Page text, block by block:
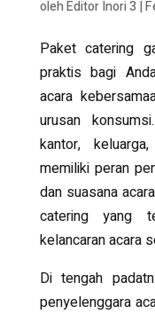
olehEditor Inori 3 |
Paket catering
praktis bagi
acara
urusan
kantor,
memiliki peran
dan suasana
catering yang
kelancaran acara
Di tengah
penyelenggara